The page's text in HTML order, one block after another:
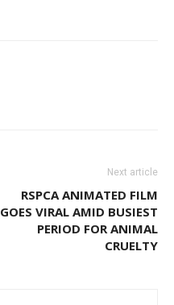
Next article
RSPCA ANIMATED FILM
GOES VIRAL AMID BUSIEST
PERIOD FOR ANIMAL
CRUELTY